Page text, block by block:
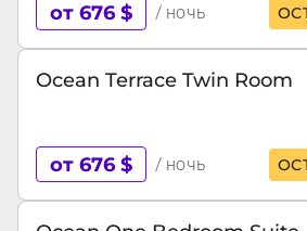
от 676 $ / ночь
Ocean Terrace Twin Room
от 676 $ / ночь